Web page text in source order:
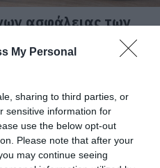
My Personal
sharing to third parties, or
sensitive information for
use the below opt-out
Please note that after your
may continue seeing
ασφάλειας των